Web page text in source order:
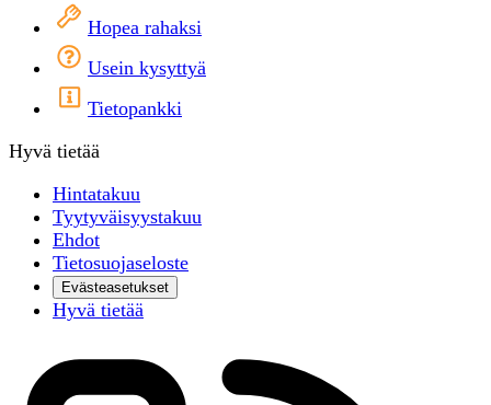
Hopea rahaksi
Usein kysyttyä
Tietopankki
Hyvä tietää
Hintatakuu
Tyytyväisyystakuu
Ehdot
Tietosuojaseloste
Evästeasetukset
Hyvä tietää